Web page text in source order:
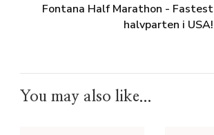
Fontana Half Marathon - Fastest
halvparten i USA!
You may also like...